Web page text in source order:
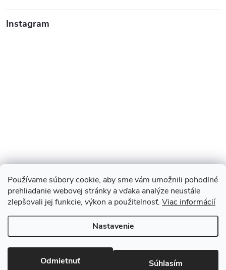
Používame súbory cookie, aby sme vám umožnili pohodlné
prehliadanie webovej stránky a vďaka analýze neustále
zlepšovali jej funkcie, výkon a použiteľnosť. Viac informácií
Nastavenie
Odmietnuť Súhlasím
Instagram
Sledovať na Instagrame
Copyright 2026Monopod.sk. Všetky práva vyhradené.Upraviť
nastavenie cookies